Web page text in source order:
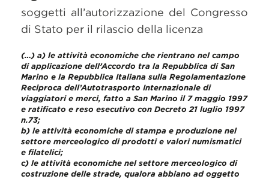
soggetti all’autorizzazione del Congresso
di Stato per il rilascio della licenza
(…) a) le attività economiche che rientrano nel campo
di applicazione dell’Accordo tra la Repubblica di San
Marino e la Repubblica Italiana sulla Regolamentazione
Reciproca dell’Autotrasporto Internazionale di
viaggiatori e merci, fatto a San Marino il 7 maggio 1997
e ratificato e reso esecutivo con Decreto 21 luglio 1997
n.73;
b) le attività economiche di stampa e produzione nel
settore merceologico di prodotti e valori numismatici
e filatelici;
c) le attività economiche nel settore merceologico di
costruzione delle strade, qualora abbiano ad oggetto